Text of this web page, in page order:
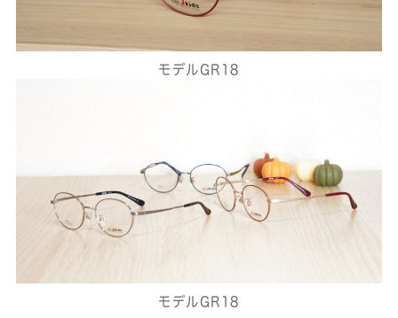
モデルGR18
モデルGR18